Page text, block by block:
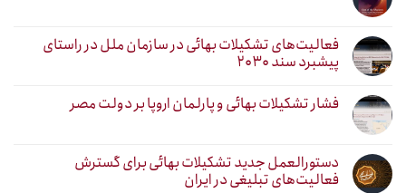
فعالیت‌های تشکیلات بهائی در سازمان ملل در راستای
پیشبرد سند ۲۰۳۰
فشار تشکیلات بهائی و پارلمان اروپا بر دولت مصر
دستورالعمل جدید تشکیلات بهائی برای گسترش
فعالیت‌های تبلیغی در ایران